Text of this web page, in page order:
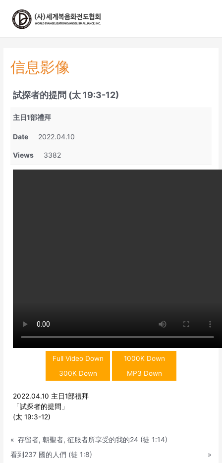
信息影像
試探者的提問 (太 19:3-12)
主日1部禮拜
Date 2022.04.10
Views 3382
Full Video Down
1000K Down
300K Down
MP3 Down
2022.04.10 主日1部禮拜
「試探者的提問」
(太 19:3-12)
« 存留者, 朝聖者, 征服者所享受的我的24 (徒 1:14)
看到237 國的人們 (徒 1:8)
»